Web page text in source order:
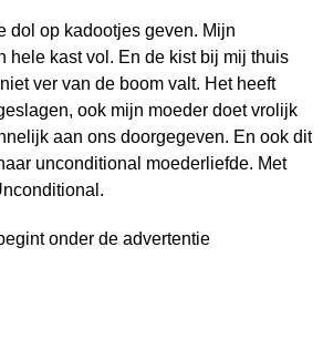
dol op kadootjes geven. Mijn
hele kast vol. En de kist bij mij thuis
ver van de boom valt. Het heeft
ook mijn moeder doet vrolijk
aan ons doorgegeven. En ook dit
unconditional moederliefde. Met
onder de advertentie